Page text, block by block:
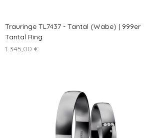
Trauringe TL7437 - Tantal (Wabe) | 999er
Tantal Ring
Preis
1.345,00 €